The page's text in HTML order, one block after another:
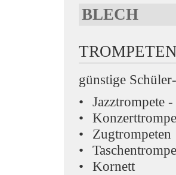
BLECH
günstige
Jazztrompete
Zugtrompeten
Kornett